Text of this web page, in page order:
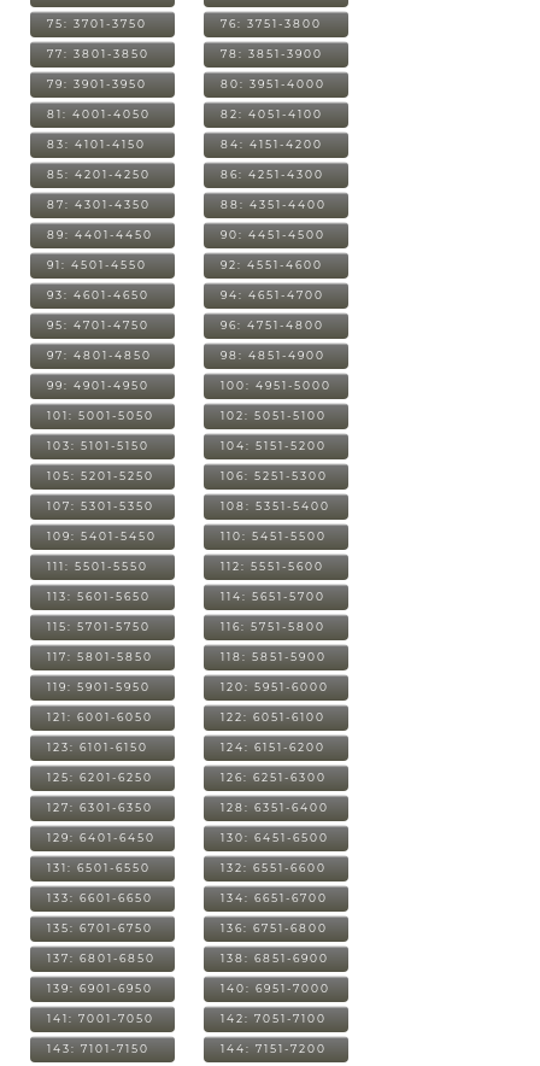
75: 3701-3750 76: 3751-3800
77: 3801-3850 78: 3851-3900
79: 3901-3950 80: 3951-4000
81: 4001-4050 82: 4051-4100
83: 4101-4150 84: 4151-4200
85: 4201-4250 86: 4251-4300
87: 4301-4350 88: 4351-4400
89: 4401-4450 90: 4451-4500
91: 4501-4550 92: 4551-4600
93: 4601-4650 94: 4651-4700
95: 4701-4750 96: 4751-4800
97: 4801-4850 98: 4851-4900
99: 4901-4950 100: 4951-5000
101: 5001-5050 102: 5051-5100
103: 5101-5150 104: 5151-5200
105: 5201-5250 106: 5251-5300
107: 5301-5350 108: 5351-5400
109: 5401-5450 110: 5451-5500
111: 5501-5550 112: 5551-5600
113: 5601-5650 114: 5651-5700
115: 5701-5750 116: 5751-5800
117: 5801-5850 118: 5851-5900
119: 5901-5950 120: 5951-6000
121: 6001-6050 122: 6051-6100
123: 6101-6150 124: 6151-6200
125: 6201-6250 126: 6251-6300
127: 6301-6350 128: 6351-6400
129: 6401-6450 130: 6451-6500
131: 6501-6550 132: 6551-6600
133: 6601-6650 134: 6651-6700
135: 6701-6750 136: 6751-6800
137: 6801-6850 138: 6851-6900
139: 6901-6950 140: 6951-7000
141: 7001-7050 142: 7051-7100
143: 7101-7150 144: 7151-7200